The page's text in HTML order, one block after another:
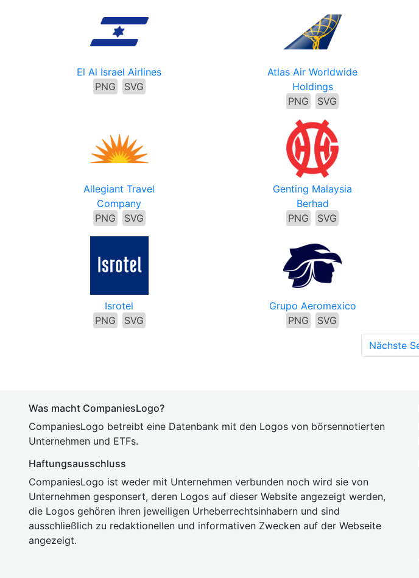
El Al Israel Airlines
PNG
SVG
Atlas Air Worldwide
Holdings
PNG
SVG
Allegiant Travel
Company
PNG
SVG
Genting Malaysia
Berhad
PNG
SVG
Isrotel
PNG
SVG
Grupo Aeromexico
PNG
SVG
Nächste
Was macht CompaniesLogo?
CompaniesLogo betreibt eine Datenbank mit den Logos von börsennotierten
Unternehmen und ETFs.
Haftungsausschluss
CompaniesLogo ist weder mit Unternehmen verbunden noch wird sie von
Unternehmen gesponsert, deren Logos auf dieser Website angezeigt werden,
die Logos gehören ihren jeweiligen Urheberrechtsinhabern und sind
ausschließlich zu redaktionellen und informativen Zwecken auf der Webseite
angezeigt.